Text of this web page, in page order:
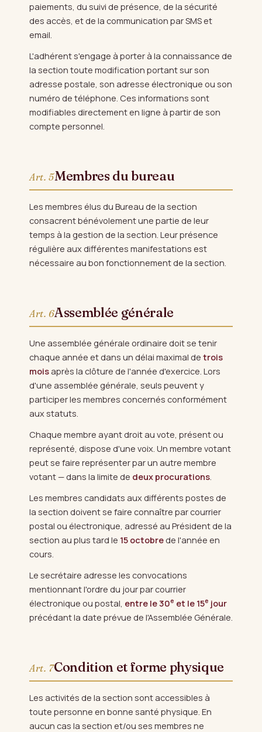
paiements, du suivi de présence, de la sécurité
des accès, et de la communication par SMS et
email.
L'adhérent s'engage à porter à la connaissance de
la section toute modification portant sur son
adresse postale, son adresse électronique ou son
numéro de téléphone. Ces informations sont
modifiables directement en ligne à partir de son
compte personnel.
Art. 5Membres du bureau
Les membres élus du Bureau de la section
consacrent bénévolement une partie de leur
temps à la gestion de la section. Leur présence
régulière aux différentes manifestations est
nécessaire au bon fonctionnement de la section.
Art. 6Assemblée générale
Une assemblée générale ordinaire doit se tenir
chaque année et dans un délai maximal de trois
mois après la clôture de l'année d'exercice. Lors
d'une assemblée générale, seuls peuvent y
participer les membres concernés conformément
aux statuts.
Chaque membre ayant droit au vote, présent ou
représenté, dispose d'une voix. Un membre votant
peut se faire représenter par un autre membre
votant — dans la limite de deux procurations
Les membres candidats aux différents postes de
la section doivent se faire connaître par courrier
postal ou électronique, adressé au Président de la
section au plus tard le 15 octobre de l'année en
cours.
Le secrétaire adresse les convocations
mentionnant l'ordre du jour par courrier
électronique ou postal, entre le 30e et le 15e jour
précédant la date prévue de l'Assemblée Générale.
Art. 7Condition et forme physique
Les activités de la section sont accessibles à
toute personne en bonne santé physique. En
aucun cas la section et/ou ses membres ne